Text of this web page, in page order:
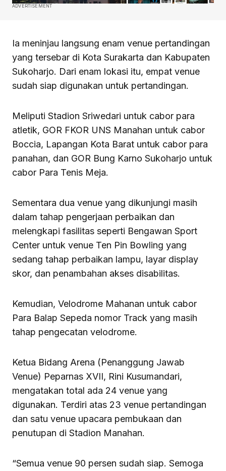
ADVERTISEMENT
Ia meninjau langsung enam venue pertandingan
yang tersebar di Kota Surakarta dan Kabupaten
Sukoharjo. Dari enam lokasi itu, empat venue
sudah siap digunakan untuk pertandingan.
Meliputi Stadion Sriwedari untuk cabor para
atletik, GOR FKOR UNS Manahan untuk cabor
Boccia, Lapangan Kota Barat untuk cabor para
panahan, dan GOR Bung Karno Sukoharjo untuk
cabor Para Tenis Meja.
Sementara dua venue yang dikunjungi masih
dalam tahap pengerjaan perbaikan dan
melengkapi fasilitas seperti Bengawan Sport
Center untuk venue Ten Pin Bowling yang
sedang tahap perbaikan lampu, layar display
skor, dan penambahan akses disabilitas.
Kemudian, Velodrome Mahanan untuk cabor
Para Balap Sepeda nomor Track yang masih
tahap pengecatan velodrome.
Ketua Bidang Arena (Penanggung Jawab
Venue) Peparnas XVII, Rini Kusumandari,
mengatakan total ada 24 venue yang
digunakan. Terdiri atas 23 venue pertandingan
dan satu venue upacara pembukaan dan
penutupan di Stadion Manahan.
“Semua venue 90 persen sudah siap. Semoga